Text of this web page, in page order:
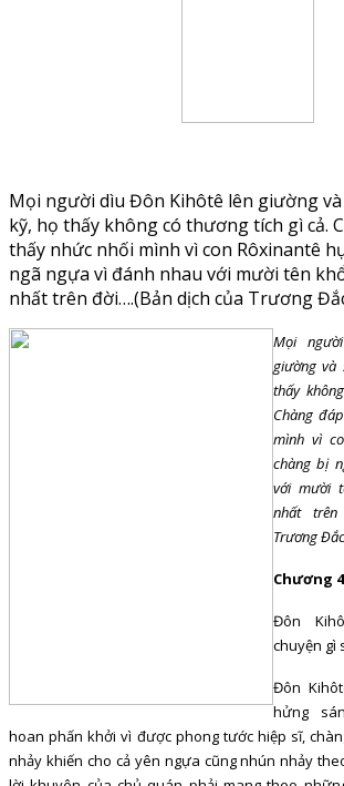
Mọi người dìu Đôn Kihôtê lên giường
kỹ, họ thấy không có thương tích gì cả.
thấy nhức nhối mình vì con Rôxinantê
ngã ngựa vì đánh nhau với mười tên
nhất trên đời….(Bản dịch của Trương
Mọi
giường và
thấy
Chàng
mình vì
chàng bị
với mười
nhất
Trương
Chương 4
Đôn
chuyện gì
Đôn
hửng
hoan phấn khởi vì được phong tước hiệp sĩ,
nhảy khiến cho cả yên ngựa cũng nhún nhảy